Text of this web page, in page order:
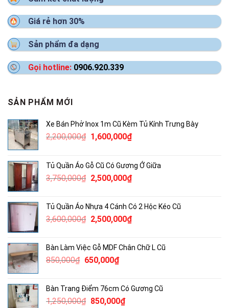
Giá rẻ hơn 30%
Sản phẩm đa dạng
Gọi hotline: 0906.920.339
SẢN PHẨM MỚI
Xe Bán Phở Inox 1m Cũ Kèm Tủ Kính Trưng Bày
2,200,000₫ Giá
2,200,000₫.
1,600,000₫Giá
là:
1,600,000₫.
Tủ Quần Áo Gỗ Cũ Có Gương Ở Giữa
3,750,000₫ Giá
3,750,000₫.
2,500,000₫Giá
là:
2,500,000₫.
Tủ Quần Áo Nhựa 4 Cánh Có 2 Hộc Kéo Cũ
3,600,000₫ Giá
3,600,000₫.
2,500,000₫Giá
là:
Bàn Làm Việc Gỗ MDF Chân Chữ L Cũ
850,000₫ Giá
850,000₫.
650,000₫Giá
là:
650,000₫.
Bàn Trang Điểm 76cm Có Gương Cũ
1,250,000₫ Giá
850,000₫Giá